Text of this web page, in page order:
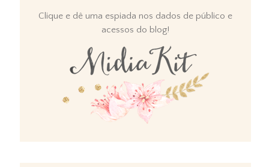
Clique e dê uma espiada nos dados de público e
acessos do blog!